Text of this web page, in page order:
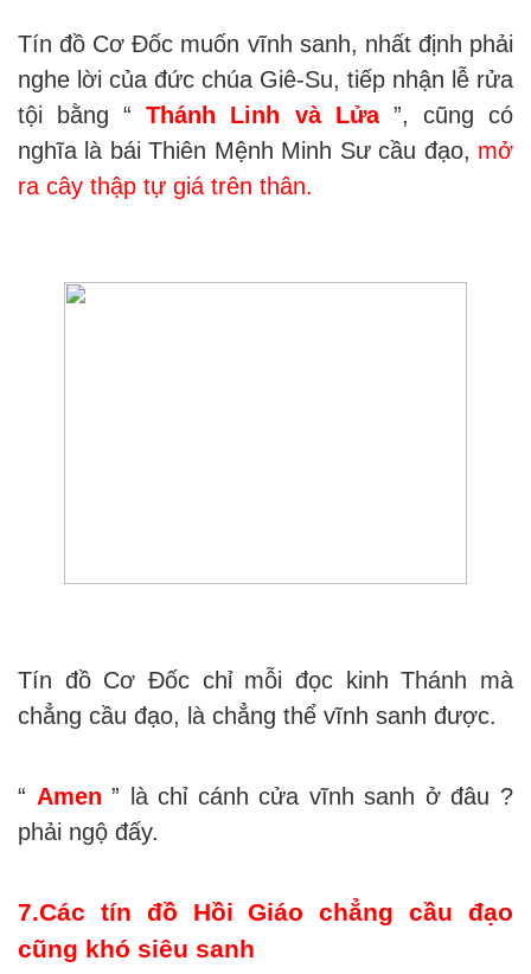
Tín đồ Cơ Đốc muốn vĩnh sanh, nhất định phải
nghe lời của đức chúa Giê-Su, tiếp nhận lễ rửa
tội bằng “Thánh Linh và Lửa”, cũng có
nghĩa là bái Thiên Mệnh Minh Sư cầu đạo, mở
ra cây thập tự giá trên thân.
Tín đồ Cơ Đốc chỉ mỗi đọc kinh Thánh mà
chẳng cầu đạo, là chẳng thể vĩnh sanh được.
“ Amen” là chỉ cánh cửa vĩnh sanh ở đâu ?
phải ngộ đấy.
7.Các tín đồ Hồi Giáo chẳng cầu đạo
cũng khó siêu sanh